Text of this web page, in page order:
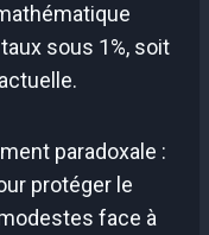
sous 1%, soit
paradoxale :
protéger le
face à